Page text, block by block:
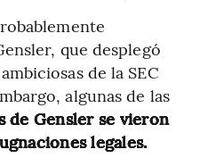
que desplegó
de la SEC
algunas de las
de Gensler se vieron
legales.